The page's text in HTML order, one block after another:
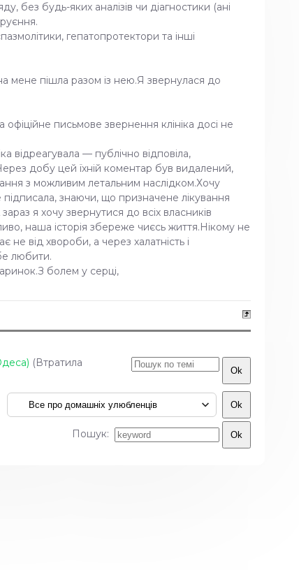
без будь-яких аналізів чи діагностики (ані
гепатопротектори та інші
мене пішла разом із нею.Я звернулася до
офіційне письмове звернення клініка досі не
відреагувала — публічно відповіла,
добу цей їхній коментар був видалений,
з можливим летальним наслідком.Хочу
підписала, знаючи, що призначене лікування
я хочу звернутися до всіх власників
наша історія збереже чиєсь життя.Нікому не
від хвороби, а через халатність і
любити.
болем у серці,
(Втратила
Пошук: